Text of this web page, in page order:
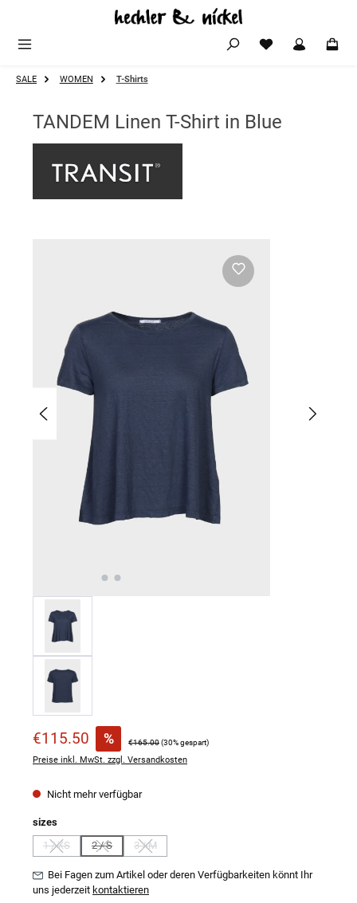
Zum Hauptinhalt springen
SALE WOMEN T-Shirts
TANDEM Linen T-Shirt in Blue
Verkaufspreis:
€115.50 % Regulärer Preis:
€165.00(30% gespart)
Preise inkl. MwSt. zzgl. Versandkosten
Nicht mehr verfügbar
sizesauswählen
1 / XS
(Diese Option ist zurzeit nicht verfügbar.)
2 / S
(Diese Option ist zurzeit nicht verfügbar.)
3 / M
(Diese Option ist zurzeit nicht verfügbar.)
Bei Fagen zum Artikel oder deren Verfügbarkeiten könnt Ihr
uns jederzeit kontaktieren